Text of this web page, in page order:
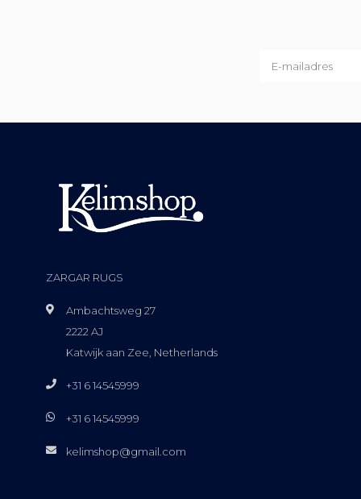
ZARGAR RUGS
Ambachtsweg 27
2222 AJ
Katwijk aan Zee, Netherlands
+31 6 14545999
+31 6 14545999
kelimshop@gmail.com